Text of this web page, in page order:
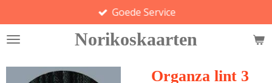
direct
naar
hoofdinhoud
Norikoskaarten
Goede Service
Organza lint 3